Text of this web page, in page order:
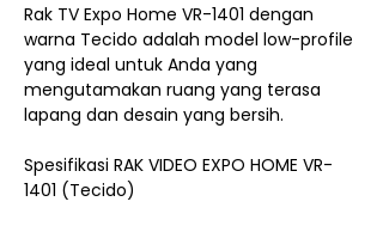
Rak TV Expo Home VR-1401 dengan
warna Tecido adalah model low-profile
yang ideal untuk Anda yang
mengutamakan ruang yang terasa
lapang dan desain yang bersih.
Spesifikasi RAK VIDEO EXPO HOME VR-
1401 (Tecido)